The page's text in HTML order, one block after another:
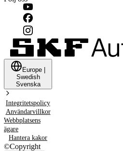
Europe
Swedish
Svenska
Integritetspolicy
Användarvillkor
Webbplatsens
ägare
Hantera kakor
©Copyright